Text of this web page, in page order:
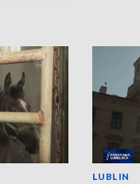
LUBLIN